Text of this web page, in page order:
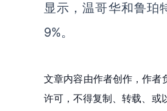
显示，温哥华和鲁珀
9%。
文章内容由作者创作，作者
许可，不得复制、转载、或